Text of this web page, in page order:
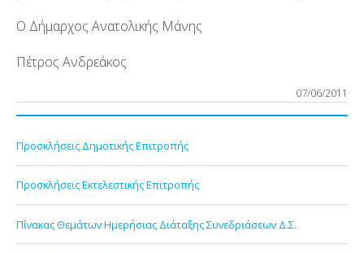
Ο Δήμαρχος Ανατολικής Μάνης
Πέτρος Ανδρεάκος
07/06/2011
Προσκλήσεις Δημοτικής Επιτροπής
Προσκλήσεις Εκτελεστικής Επιτροπής
Πίνακας Θεμάτων Ημερήσιας Διάταξης Συνεδριάσεων Δ.Σ.